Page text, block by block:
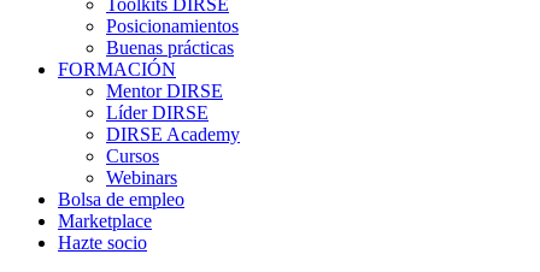
Toolkits DIRSE
Posicionamientos
Buenas prácticas
FORMACIÓN
Mentor DIRSE
Líder DIRSE
DIRSE Academy
Cursos
Webinars
Bolsa de empleo
Marketplace
Hazte socio